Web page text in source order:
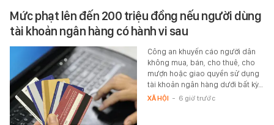
Mức phạt lên đến 200 triệu đồng nếu người dùng
tài khoản ngân hàng có hành vi sau
Công an khuyến cáo người dân
không mua, bán, cho thuê, cho
mượn hoặc giao quyền sử dụng
tài khoản ngân hàng dưới bất kỳ…
XÃ HỘI - 6 giờ trước